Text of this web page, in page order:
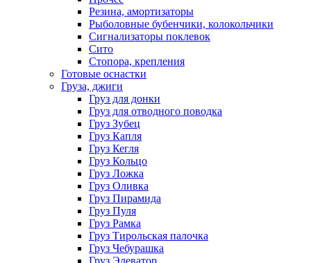
Резина, амортизаторы
Рыболовные бубенчики, колокольчики
Сигнализаторы поклевок
Сито
Стопора, крепления
Готовые оснастки
Груза, джиги
Груз для донки
Груз для отводного поводка
Груз Зубец
Груз Капля
Груз Кегля
Груз Кольцо
Груз Ложка
Груз Оливка
Груз Пирамида
Груз Пуля
Груз Рамка
Груз Тирольская палочка
Груз Чебурашка
Груз Элеватор